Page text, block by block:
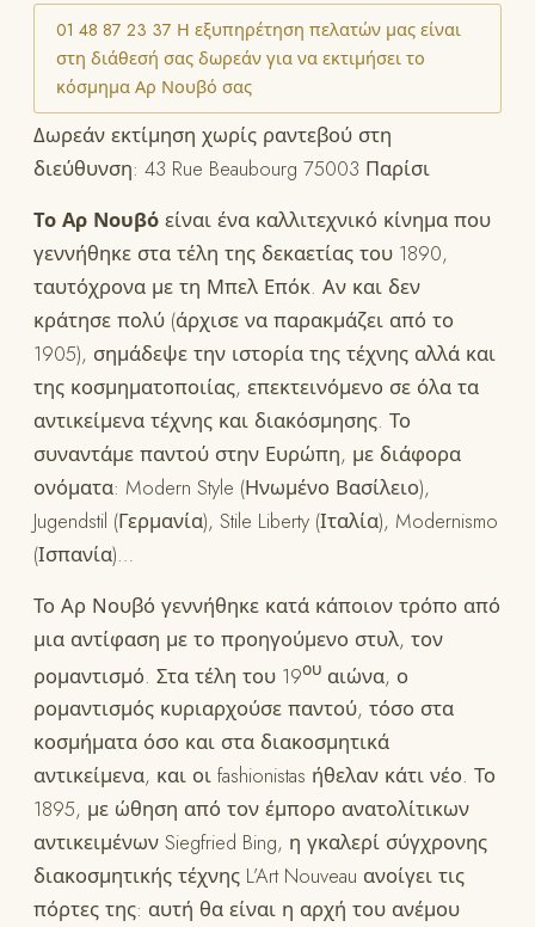
01 48 87 23 37 Η εξυπηρέτηση πελατών μας είναι
στη διάθεσή σας δωρεάν για να εκτιμήσει το
κόσμημα Αρ Νουβό σας
Δωρεάν εκτίμηση χωρίς ραντεβού στη
διεύθυνση: 43 Rue Beaubourg 75003 Παρίσι
Το Αρ Νουβό είναι ένα καλλιτεχνικό κίνημα που
γεννήθηκε στα τέλη της δεκαετίας του 1890,
ταυτόχρονα με τη Μπελ Επόκ. Αν και δεν
κράτησε πολύ (άρχισε να παρακμάζει από το
1905), σημάδεψε την ιστορία της τέχνης αλλά και
της κοσμηματοποιίας, επεκτεινόμενο σε όλα τα
αντικείμενα τέχνης και διακόσμησης. Το
συναντάμε παντού στην Ευρώπη, με διάφορα
ονόματα: Modern Style (Ηνωμένο Βασίλειο),
Jugendstil (Γερμανία), Stile Liberty (Ιταλία), Modernismo
(Ισπανία)…
Το Αρ Νουβό γεννήθηκε κατά κάποιον τρόπο από
μια αντίφαση με το προηγούμενο στυλ, τον
ρομαντισμό. Στα τέλη του 19ου αιώνα, ο
ρομαντισμός κυριαρχούσε παντού, τόσο στα
κοσμήματα όσο και στα διακοσμητικά
αντικείμενα, και οι fashionistas ήθελαν κάτι νέο. Το
1895, με ώθηση από τον έμπορο ανατολίτικων
αντικειμένων Siegfried Bing, η γκαλερί σύγχρονης
διακοσμητικής τέχνης L’Art Nouveau ανοίγει τις
πόρτες της: αυτή θα είναι η αρχή του ανέμου